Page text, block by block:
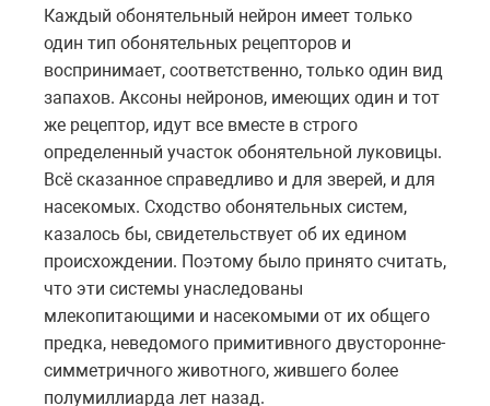
Каждый обонятельный нейрон имеет только
один тип обонятельных рецепторов и
воспринимает, соответственно, только один вид
запахов. Аксоны нейронов, имеющих один и тот
же рецептор, идут все вместе в строго
определенный участок обонятельной луковицы.
Всё сказанное справедливо и для зверей, и для
насекомых. Сходство обонятельных систем,
казалось бы, свидетельствует об их едином
происхождении. Поэтому было принято считать,
что эти системы унаследованы
млекопитающими и насекомыми от их общего
предка, неведомого примитивного двусторонне-
симметричного животного, жившего более
полумиллиарда лет назад.